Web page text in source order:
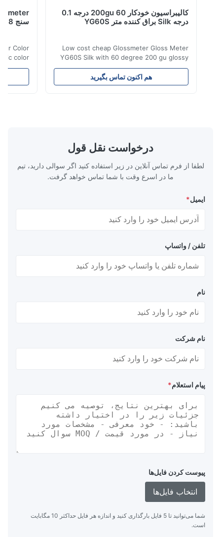
کالیبراسیون خودکار 200gu 60 درجه 0.1
درجه Silk براق کننده متر YG60S
Low cost cheap Glossmeter Gloss Meter
YG60S Silk with 60 degree 200 gu glossy
measurement YG60S 60° Economic Gloss
Meter can test material with gloss (0-
200Gu), and universally apply to paint, ink,
هم اکنون تماس بگیرید
Color
color
and 4mm
R&D team
درخواست نقل قول
لطفا از فرم تماس آنلاین در زیر استفاده کنید اگر سوالی دارید، تیم
ما در اسرع وقت با شما تماس خواهد گرفت.
*
تلفن / واتساپ
نام شرکت
پیام استعلام*
پیوست کردن فایل‌ها
انتخاب فایل‌ها
شما می‌توانید تا 5 فایل بارگذاری کنید و اندازه هر فایل حداکثر 10 مگابایت